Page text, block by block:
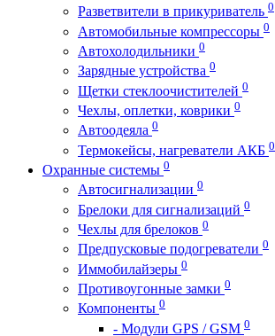
Разветвители в прикуриватель 0
Автомобильные компрессоры 0
Автохолодильники 0
Зарядные устройства 0
Щетки стеклоочистителей 0
Чехлы, оплетки, коврики 0
Автоодеяла 0
Термокейсы, нагреватели АКБ 0
Охранные системы 0
Автосигнализации 0
Брелоки для сигнализаций 0
Чехлы для брелоков 0
Предпусковые подогреватели 0
Иммобилайзеры 0
Противоугонные замки 0
Компоненты 0
- Модули GPS / GSM 0